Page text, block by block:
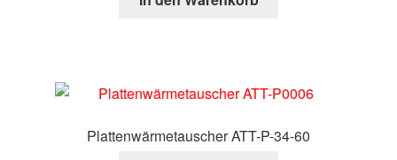
Plattenwärmetauscher ATT-P-34-60